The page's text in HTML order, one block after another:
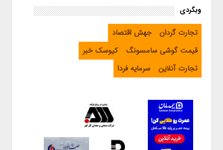
اینفوگرافیک / راهنمای خرید ارز
اربعین از طریق اپلیکیشن بله
وبگردی
تجارت گردان
جهش اقتصاد
قیمت گوشی سامسونگ
کیوسک خبر
تجارت آنلاین
سرمایه فردا